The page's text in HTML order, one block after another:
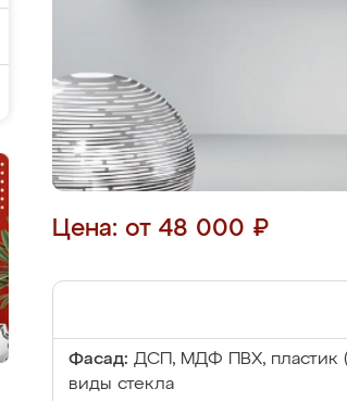
Цена: от 48 000 ₽
Фасад: ДСП, МДФ ПВХ, пластик
виды стекла